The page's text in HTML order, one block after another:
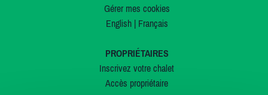
Gérer mes cookies
English| Français
PROPRIÉTAIRES
Inscrivez votre chalet
Accès propriétaire